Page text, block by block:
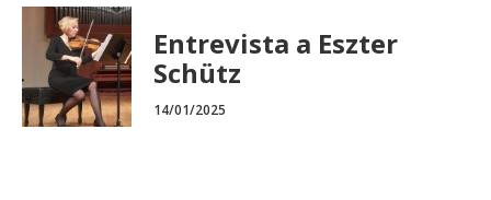
Entrevista a Eszter
Schütz
14/01/2025